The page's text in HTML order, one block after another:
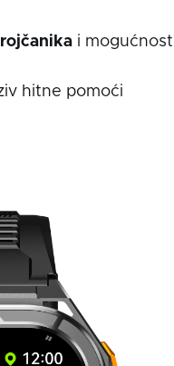
i mogućnost
hitne pomoći